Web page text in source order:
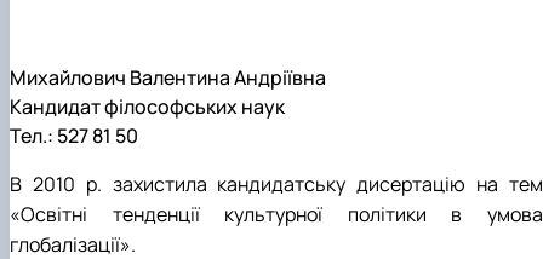
Михайлович Валентина Андріївна
Кандидат філософських наук
Тел.: 527 81 50
В 2010 р. захистила кандидатську дисертацію на
«Освітні тенденції культурної політики в
глобалізації».